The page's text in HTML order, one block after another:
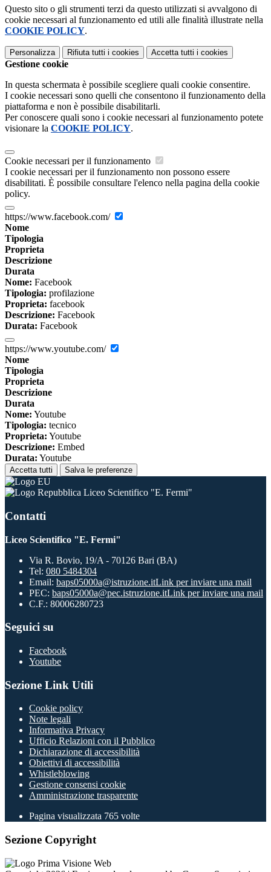
Questo sito o gli strumenti terzi da questo utilizzati si avvalgono di
cookie necessari al funzionamento ed utili alle finalità illustrate nella
COOKIE POLICY.
Personalizza Rifiuta tutti i cookies Accetta tutti i cookies
Gestione cookie
In questa schermata è possibile scegliere quali cookie consentire.
I cookie necessari sono quelli che consentono il funzionamento della
piattaforma e non è possibile disabilitarli.
Per conoscere quali sono i cookie necessari al funzionamento potete
visionare la COOKIE POLICY.
Cookie necessari per il funzionamento
I cookie necessari per il funzionamento non possono essere
disabilitati. È possibile consultare l'elenco nella pagina della cookie
policy.
https://www.facebook.com/
Nome
Tipologia
Proprieta
Descrizione
Durata
Nome: Facebook
Tipologia: profilazione
Proprieta: facebook
Descrizione: Facebook
Durata: Facebook
https://www.youtube.com/
Nome
Tipologia
Proprieta
Descrizione
Durata
Nome: Youtube
Tipologia: tecnico
Proprieta: Youtube
Descrizione: Embed
Durata: Youtube
Accetta tutti Salva le preferenze
Liceo Scientifico "E. Fermi"
Contatti
Liceo Scientifico "E. Fermi"
Via R. Bovio, 19/A - 70126 Bari (BA)
Tel: 080 5484304
Email: baps05000a@istruzione.itLink per inviare una mail
PEC: baps05000a@pec.istruzione.itLink per inviare una mail
C.F.: 80006280723
Seguici su
Facebook
Youtube
Sezione Link Utili
Cookie policy
Note legali
Informativa Privacy
Ufficio Relazioni con il Pubblico
Dichiarazione di accessibilità
Obiettivi di accessibilità
Whistleblowing
Gestione consensi cookie
Amministrazione trasparente
Pagina visualizzata 765 volte
Sezione Copyright